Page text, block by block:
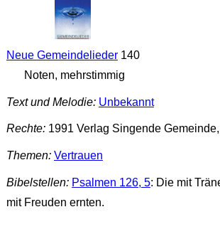
Neue Gemeindelieder140
Noten, mehrstimmig
Text und Melodie: Unbekannt
Rechte:1991 Verlag Singende Gemeinde,
Themen: Vertrauen
Bibelstellen: Psalmen 126, 5: Die mit
mit Freuden ernten.